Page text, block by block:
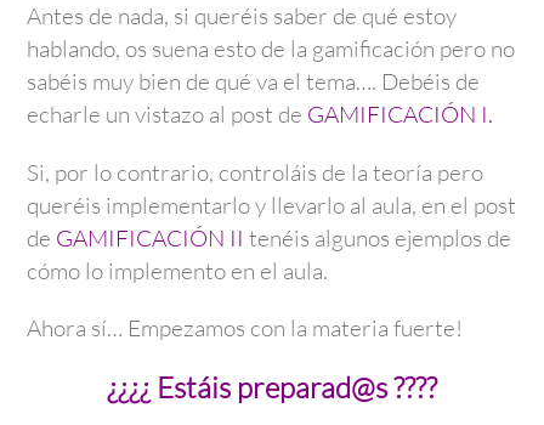
Antes de nada, si queréis saber de qué estoy
hablando, os suena esto de la gamificación pero no
sabéis muy bien de qué va el tema…. Debéis de
echarle un vistazo al post de GAMIFICACIÓN I.
Si, por lo contrario, controláis de la teoría pero
queréis implementarlo y llevarlo al aula, en el post
de GAMIFICACIÓN II tenéis algunos ejemplos de
cómo lo implemento en el aula.
Ahora sí… Empezamos con la materia fuerte!
¿¿¿¿ Estáis preparad@s ????